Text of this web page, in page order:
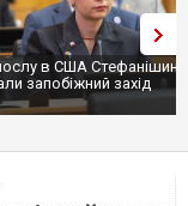
в США
запобіжний захід